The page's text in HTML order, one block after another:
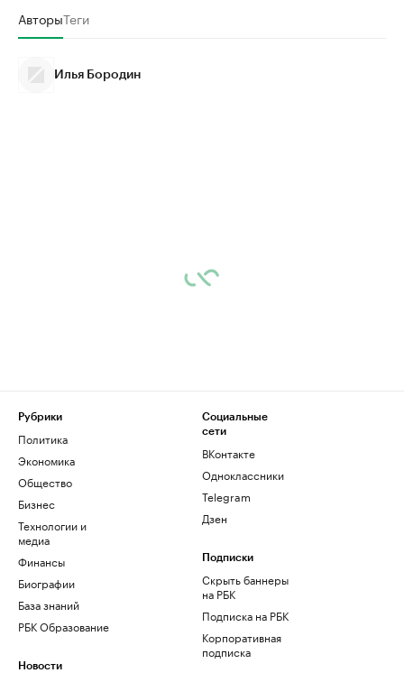
АвторыТеги
Илья Бородин
Рубрики
Политика
Экономика
Общество
Бизнес
Технологии и
медиа
Финансы
Биографии
База знаний
РБК Образование
Новости
Социальные
сети
ВКонтакте
Одноклассники
Telegram
Дзен
Подписки
Скрыть баннеры
на РБК
Подписка на РБК
Корпоративная
подписка